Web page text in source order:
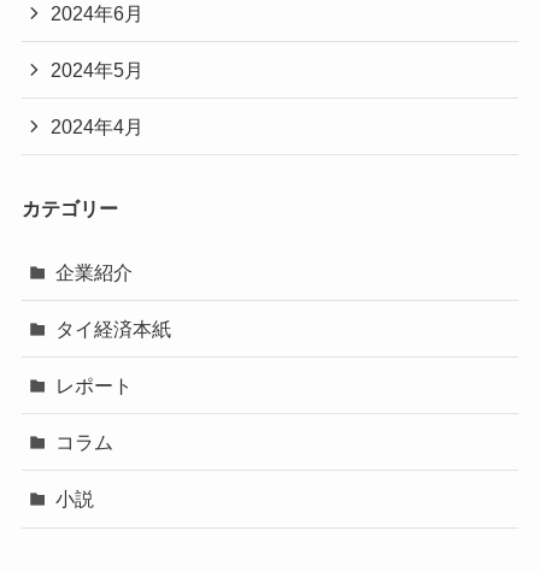
2024年6月
2024年5月
2024年4月
カテゴリー
企業紹介
タイ経済本紙
レポート
コラム
小説